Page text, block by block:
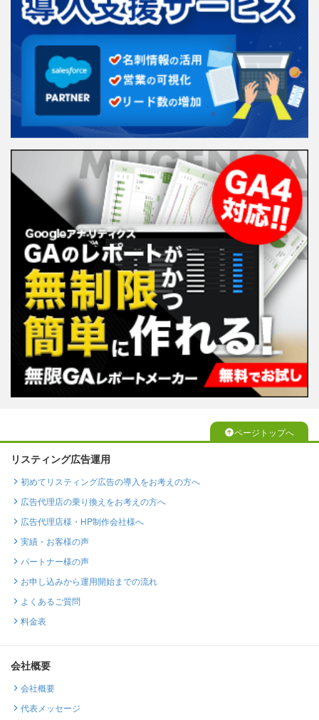
ページトップへ
リスティング広告運用
初めてリスティング広告の導入をお考えの方へ
広告代理店の乗り換えをお考えの方へ
広告代理店様・HP制作会社様へ
実績・お客様の声
パートナー様の声
お申し込みから運用開始までの流れ
よくあるご質問
料金表
会社概要
会社概要
代表メッセージ